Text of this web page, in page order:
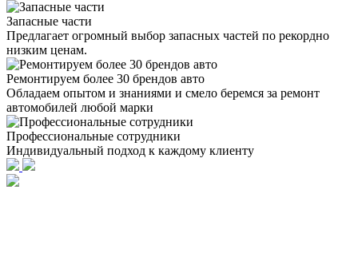
Запасные части
Предлагает огромный выбор запасных частей по рекордно
низким ценам.
Ремонтируем более 30 брендов авто
Обладаем опытом и знаниями и смело беремся за ремонт
автомобилей любой марки
Профессиональные сотрудники
Индивидуальный подход к каждому клиенту